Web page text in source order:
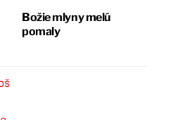
Božie mlyny melú
pomaly